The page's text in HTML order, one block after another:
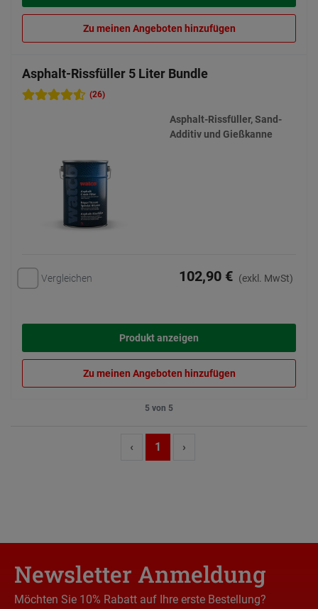
Zu meinen Angeboten hinzufügen
Asphalt-Rissfüller 5 Liter Bundle
(26)
Asphalt-Rissfüller, Sand-
Additiv und Gießkanne
Vergleichen 102,90 € (exkl. MwSt)
Produkt anzeigen
Zu meinen Angeboten hinzufügen
5 von 5
‹ 1 ›
Newsletter Anmeldung
Möchten Sie 10% Rabatt auf Ihre erste Bestellung?